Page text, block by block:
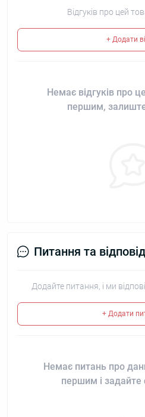
Відгуків про цей
+ Додати
Немає відгуків про
першим, залиште
Питання та
Додайте питання, і ми
+ Додати
Немає питань про
першим і задайте